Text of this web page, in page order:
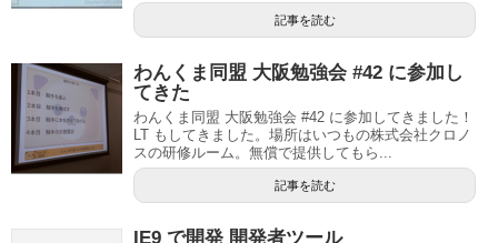
記事を読む
わんくま同盟 大阪勉強会 #42 に参加し
てきた
わんくま同盟 大阪勉強会 #42 に参加してきました！
LT もしてきました。場所はいつもの株式会社クロノ
スの研修ルーム。無償で提供してもら...
記事を読む
IE9 で開発 開発者ツール